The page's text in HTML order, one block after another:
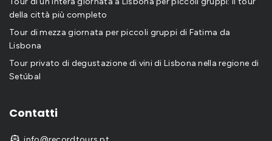
della città più completo
Tour di mezza giornata per piccoli gruppi di Fatima da
Lisbona
Tour privato di degustazione di vini di Lisbona nella regione di
Setúbal
Contatti
